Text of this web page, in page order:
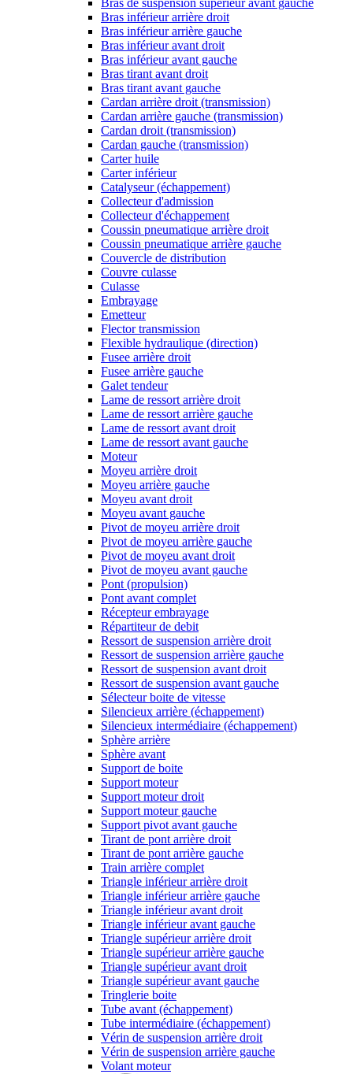
Bras de suspension supérieur avant gauche
Bras inférieur arrière droit
Bras inférieur arrière gauche
Bras inférieur avant droit
Bras inférieur avant gauche
Bras tirant avant droit
Bras tirant avant gauche
Cardan arrière droit (transmission)
Cardan arrière gauche (transmission)
Cardan droit (transmission)
Cardan gauche (transmission)
Carter huile
Carter inférieur
Catalyseur (échappement)
Collecteur d'admission
Collecteur d'échappement
Coussin pneumatique arrière droit
Coussin pneumatique arrière gauche
Couvercle de distribution
Couvre culasse
Culasse
Embrayage
Emetteur
Flector transmission
Flexible hydraulique (direction)
Fusee arrière droit
Fusee arrière gauche
Galet tendeur
Lame de ressort arrière droit
Lame de ressort arrière gauche
Lame de ressort avant droit
Lame de ressort avant gauche
Moteur
Moyeu arrière droit
Moyeu arrière gauche
Moyeu avant droit
Moyeu avant gauche
Pivot de moyeu arrière droit
Pivot de moyeu arrière gauche
Pivot de moyeu avant droit
Pivot de moyeu avant gauche
Pont (propulsion)
Pont avant complet
Récepteur embrayage
Répartiteur de debit
Ressort de suspension arrière droit
Ressort de suspension arrière gauche
Ressort de suspension avant droit
Ressort de suspension avant gauche
Sélecteur boite de vitesse
Silencieux arrière (échappement)
Silencieux intermédiaire (échappement)
Sphère arrière
Sphère avant
Support de boite
Support moteur
Support moteur droit
Support moteur gauche
Support pivot avant gauche
Tirant de pont arrière droit
Tirant de pont arrière gauche
Train arrière complet
Triangle inférieur arrière droit
Triangle inférieur arrière gauche
Triangle inférieur avant droit
Triangle inférieur avant gauche
Triangle supérieur arrière droit
Triangle supérieur arrière gauche
Triangle supérieur avant droit
Triangle supérieur avant gauche
Tringlerie boite
Tube avant (échappement)
Tube intermédiaire (échappement)
Vérin de suspension arrière droit
Vérin de suspension arrière gauche
Volant moteur